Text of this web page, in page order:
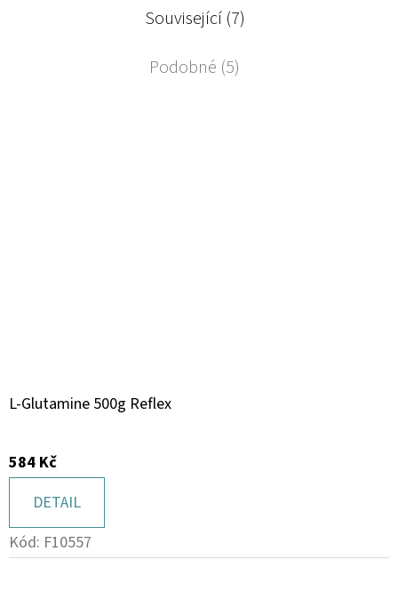
Související (7)
Podobné (5)
L-Glutamine 500g Reflex
584 Kč
DETAIL
Kód: F10557